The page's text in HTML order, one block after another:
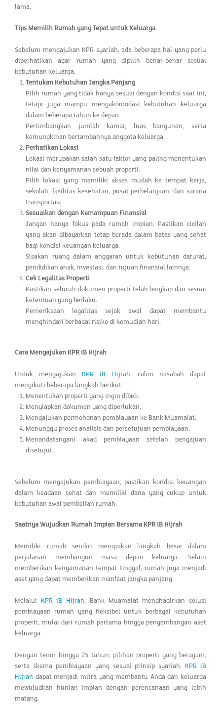
lama.
Tips Memilih Rumah yang Tepat untuk Keluarga
Sebelum mengajukan KPR syariah, ada beberapa hal yang perlu
diperhatikan agar rumah yang dipilih benar-benar sesuai
kebutuhan keluarga.
Tentukan Kebutuhan Jangka Panjang
Pilih rumah yang tidak hanya sesuai dengan kondisi saat ini,
tetapi juga mampu mengakomodasi kebutuhan keluarga
dalam beberapa tahun ke depan.
Pertimbangkan jumlah kamar, luas bangunan, serta
kemungkinan bertambahnya anggota keluarga.
Perhatikan Lokasi
Lokasi merupakan salah satu faktor yang paling menentukan
nilai dan kenyamanan sebuah properti.
Pilih lokasi yang memiliki akses mudah ke tempat kerja,
sekolah, fasilitas kesehatan, pusat perbelanjaan, dan sarana
transportasi.
Sesuaikan dengan Kemampuan Finansial
Jangan hanya fokus pada rumah impian. Pastikan cicilan
yang akan dibayarkan tetap berada dalam batas yang sehat
bagi kondisi keuangan keluarga.
Sisakan ruang dalam anggaran untuk kebutuhan darurat,
pendidikan anak, investasi, dan tujuan finansial lainnya.
Cek Legalitas Properti
Pastikan seluruh dokumen properti telah lengkap dan sesuai
ketentuan yang berlaku.
Pemeriksaan legalitas sejak awal dapat membantu
menghindari berbagai risiko di kemudian hari.
Cara Mengajukan KPR iB Hijrah
Untuk mengajukan KPR iB Hijrah, calon nasabah dapat
mengikuti beberapa langkah berikut:
Menentukan properti yang ingin dibeli.
Menyiapkan dokumen yang diperlukan.
Mengajukan permohonan pembiayaan ke Bank Muamalat.
Menunggu proses analisis dan persetujuan pembiayaan.
Menandatangani akad pembiayaan setelah pengajuan
disetujui.
Sebelum mengajukan pembiayaan, pastikan kondisi keuangan
dalam keadaan sehat dan memiliki dana yang cukup untuk
kebutuhan awal pembelian rumah.
Saatnya Wujudkan Rumah Impian Bersama KPR iB Hijrah
Memiliki rumah sendiri merupakan langkah besar dalam
perjalanan membangun masa depan keluarga. Selain
memberikan kenyamanan tempat tinggal, rumah juga menjadi
aset yang dapat memberikan manfaat jangka panjang.
Melalui KPR iB Hijrah, Bank Muamalat menghadirkan solusi
pembiayaan rumah yang fleksibel untuk berbagai kebutuhan
properti, mulai dari rumah pertama hingga pengembangan aset
keluarga.
Dengan tenor hingga 25 tahun, pilihan properti yang beragam,
serta skema pembiayaan yang sesuai prinsip syariah, KPR iB
Hijrah dapat menjadi mitra yang membantu Anda dan keluarga
mewujudkan hunian impian dengan perencanaan yang lebih
matang.